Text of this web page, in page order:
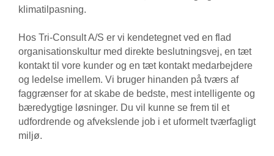
klimatilpasning.
Hos Tri-Consult A/S er vi kendetegnet ved en flad
organisationskultur med direkte beslutningsvej, en tæt
kontakt til vore kunder og en tæt kontakt medarbejdere
og ledelse imellem. Vi bruger hinanden på tværs af
faggrænser for at skabe de bedste, mest intelligente og
bæredygtige løsninger. Du vil kunne se frem til et
udfordrende og afvekslende job i et uformelt tværfagligt
miljø.